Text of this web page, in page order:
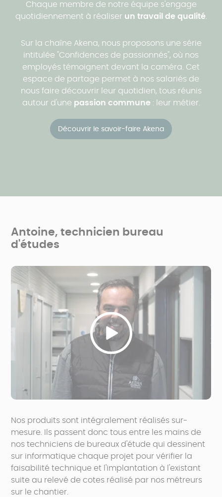
Chaque membre de notre équipe s'engage
quotidiennement à réaliser un travail de qualité.
Sur la chaîne Akena, nous proposons une série
intitulée "Confidences de passionnés", où nos
employés témoignent devant la caméra. Cet
espace de partage permet à nos salariés de
nous faire découvrir leur quotidien, tous réunis
autour d'une passion commune : leur métier.
Découvrir le savoir-faire Akena
Antoine, technicien bureau
d'études
Nos produits sont intégralement réalisés sur-
mesure. Ils passent donc tous entre les mains de
nos techniciens de bureaux d'étude qui dessinent
sur informatique chaque projet pour vérifier la
faisabilité technique et l'implantation à l'existant
suite au relevé de cotes réalisé par nos métreurs
sur le chantier.